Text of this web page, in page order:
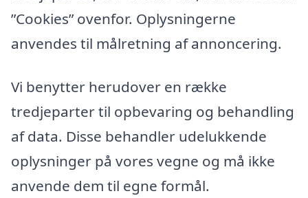
”Cookies” ovenfor. Oplysningerne
anvendes til målretning af annoncering.
Vi benytter herudover en række
tredjeparter til opbevaring og behandling
af data. Disse behandler udelukkende
oplysninger på vores vegne og må ikke
anvende dem til egne formål.